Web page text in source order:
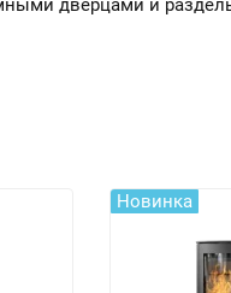
дверцами и
Новинка